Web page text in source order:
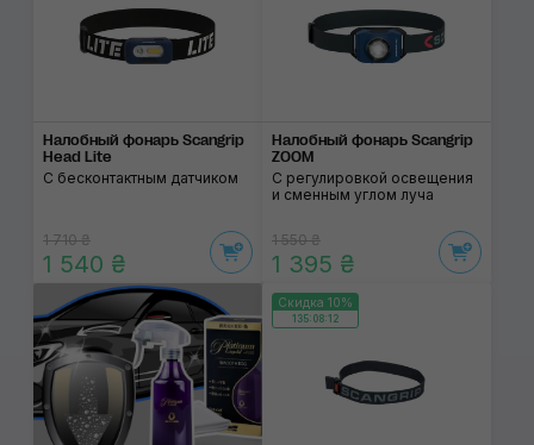
Налобный фонарь Scangrip
Head Lite
С бесконтактным датчиком
1 710 ₴
1 540 ₴
Налобный фонарь Scangrip
ZOOM
C регулировкой освещения
и сменным углом луча
1 550 ₴
1 395 ₴
Скидка 10%
135:08:12